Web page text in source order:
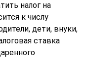
налог на
к числу
дети, внуки,
ставка